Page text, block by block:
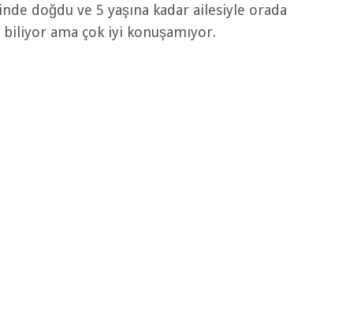
doğdu ve 5 yaşına kadar ailesiyle orada
biliyor ama çok iyi konuşamıyor.